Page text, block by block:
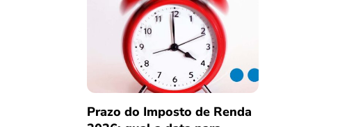
Prazo do Imposto de Renda